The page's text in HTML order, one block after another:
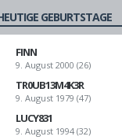
GEBURTSTAGE
FINN
9. August 2000 (26)
TR0UB13M4K3R
9. August 1979 (47)
LUCY831
9. August 1994 (32)